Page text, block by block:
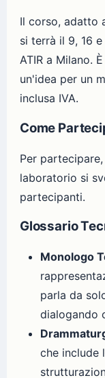
Il corso, adatto
si terrà il 9, 16
ATIR a Milano.
un'idea per un
inclusa IVA.
Come
Per
laboratorio si
partecipanti.
Glossario
Monologo
parla da
dialogando
che include